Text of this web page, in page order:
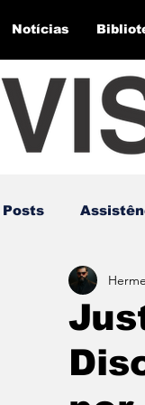
Notícias